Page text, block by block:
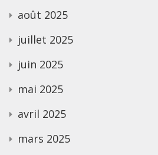
août 2025
juillet 2025
juin 2025
mai 2025
avril 2025
mars 2025